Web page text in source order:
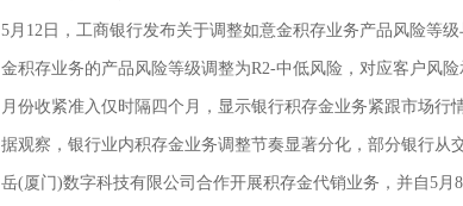
5月12日，工商银行发布关于调整如意金积存业务产品风险等
金积存业务的产品风险等级调整为R2-中低风险，对应客户风
月份收紧准入仅时隔四个月，显示银行积存金业务紧跟市场行
据观察，银行业内积存金业务调整节奏显著分化，部分银行
岳(厦门)数字科技有限公司合作开展积存金代销业务，并自5